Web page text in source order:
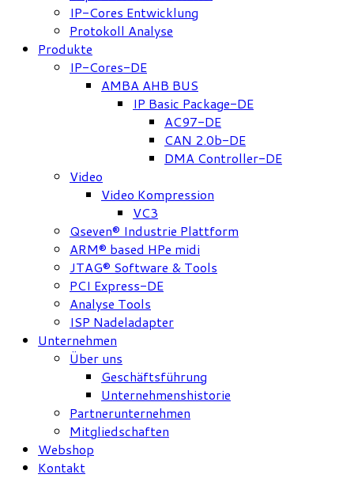
IP-Cores Entwicklung
Protokoll Analyse
Produkte
IP-Cores-DE
AMBA AHB BUS
IP Basic Package-DE
AC97-DE
CAN 2.0b-DE
DMA Controller-DE
Video
Video Kompression
VC3
Qseven® Industrie Plattform
ARM® based HPe midi
JTAG® Software & Tools
PCI Express-DE
Analyse Tools
ISP Nadeladapter
Unternehmen
Über uns
Geschäftsführung
Unternehmenshistorie
Partnerunternehmen
Mitgliedschaften
Webshop
Kontakt